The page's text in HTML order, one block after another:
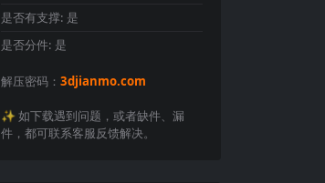
是否有支撑: 是
是否分件: 是
解压密码： 3djianmo.com
✨️ 如下载遇到问题，或者缺件、漏
件，都可联系客服反馈解决。